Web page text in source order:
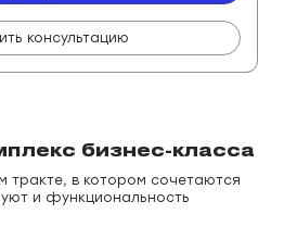
консультацию
бизнес-класса
тракте, в котором сочетаются
и функциональность